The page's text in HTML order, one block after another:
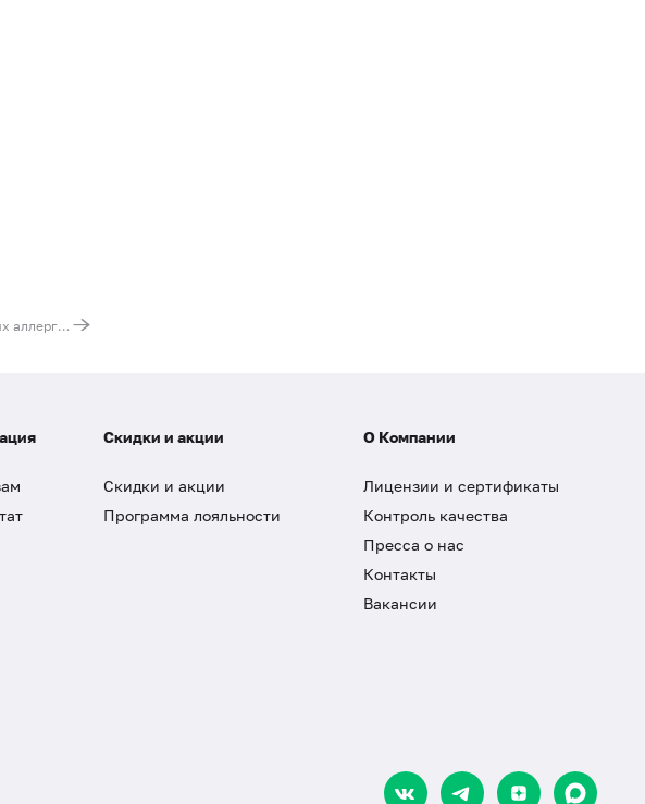
Смесь пищевых аллергенов fx71 (ImmunoCAP), IgE: тмин, мускатный орех, кардамон, гвоздика
Скидки и акции
Скидки и акции
Программа лояльности
О Компании
Лицензии и сертификаты
Контроль качества
Пресса о нас
Контакты
Вакансии